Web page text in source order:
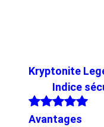
Kryptonite
Indice
Avantages